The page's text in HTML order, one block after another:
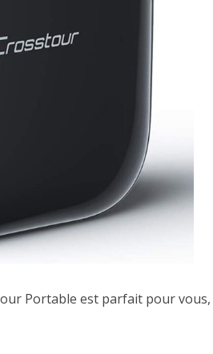
Portable est parfait pour vous,